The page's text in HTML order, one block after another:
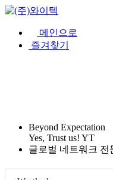
메인으로
즐겨찾기
Beyond Expectation
Yes, Trust us! YT
글로벌 네트워크 전